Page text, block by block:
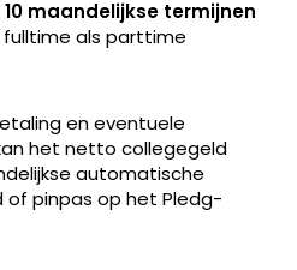
10 maandelijkse termijnen
als parttime
en eventuele
het netto collegegeld
automatische
pinpas op het Pledg-